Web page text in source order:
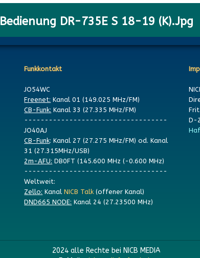
Bedienung DR-735E S 18-19 (K).jpg
Funkkontakt
JO54WC
Freenet: Kanal 01 (149.025 MHz/FM)
CB-Funk: Kanal 33 (27.335 MHz/FM)
-----------------------------------
JO40AJ
CB-Funk: Kanal 27 (27.275 MHz/FM) od. Kanal
31 (27.315MHz/USB)
2m-AFU: DB0FT (145.600 MHz (-0.600 MHz)
-----------------------------------
Weltweit:
Zello: KanalNICB Talk(offener Kanal)
DND665 NODE: Kanal 24 (27.23500 MHz)
D-
2024 alle Rechte bei NICB MEDIA